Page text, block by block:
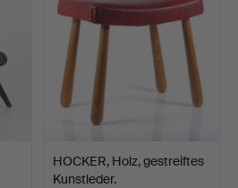
HOCKER, Holz, gestreiftes
Kunstleder.